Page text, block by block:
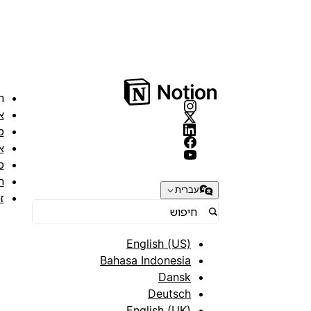
עברית
English (US)
Bahasa Indonesia
Dansk
Deutsch